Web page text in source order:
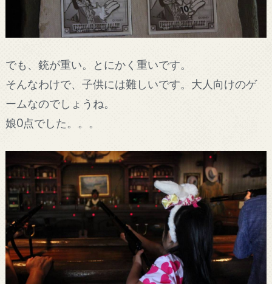
でも、銃が重い。とにかく重いです。
そんなわけで、子供には難しいです。大人向けのゲ
ームなのでしょうね。
娘0点でした。。。